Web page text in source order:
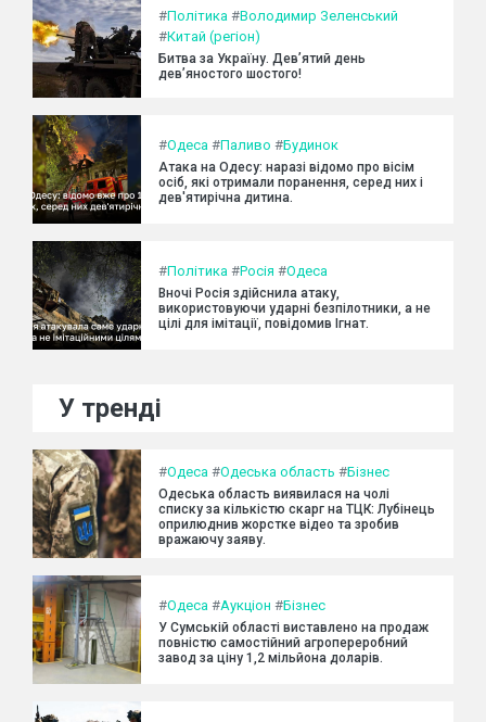
#Політика #Володимир Зеленський
#Китай (регіон)
Битва за Україну. Дев’ятий день
дев’яностого шостого!
#Одеса #Паливо #Будинок
Атака на Одесу: наразі відомо про вісім
осіб, які отримали поранення, серед них і
дев'ятирічна дитина.
#Політика #Росія #Одеса
Вночі Росія здійснила атаку,
використовуючи ударні безпілотники, а не
цілі для імітації, повідомив Ігнат.
У тренді
#Одеса #Одеська область #Бізнес
Одеська область виявилася на чолі
списку за кількістю скарг на ТЦК: Лубінець
оприлюднив жорстке відео та зробив
вражаючу заяву.
#Одеса #Аукціон #Бізнес
У Сумській області виставлено на продаж
повністю самостійний агропереробний
завод за ціну 1,2 мільйона доларів.